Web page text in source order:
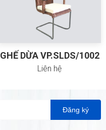
GHẾ DỪA VP.SLDS/1002
Liên hệ
Đăng ký